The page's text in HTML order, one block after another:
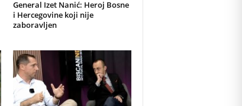
General Izet Nanić: Heroj Bosne
i Hercegovine koji nije
zaboravljen